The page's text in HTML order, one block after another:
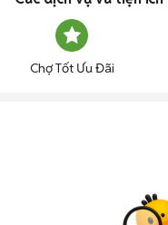
Chợ Tốt Ưu Đãi